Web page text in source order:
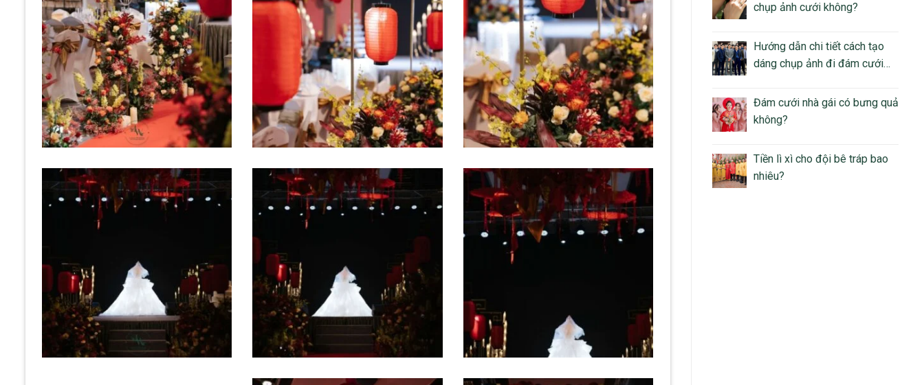
chụp ảnh cưới không?
Hướng dẫn chi tiết cách tạo
dáng chụp ảnh đi đám cưới
Đám cưới nhà gái có bưng quả
không?
Tiền lì xì cho đội bê tráp bao
nhiêu?